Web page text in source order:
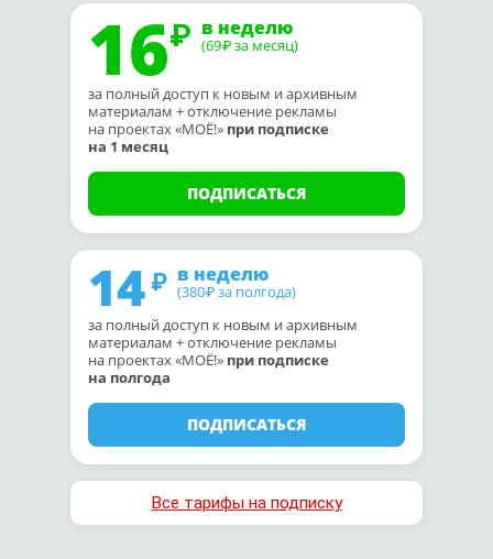
16 в неделю
(69₽ за месяц)
за полный доступ к новым и архивным
материалам + отключение рекламы
на проектах «МОЁ!» при подписке
на 1 месяц
ПОДПИСАТЬСЯ
14 в неделю
(380₽ за полгода)
за полный доступ к новым и архивным
материалам + отключение рекламы
на проектах «МОЁ!» при подписке
на полгода
ПОДПИСАТЬСЯ
Все тарифы на подписку